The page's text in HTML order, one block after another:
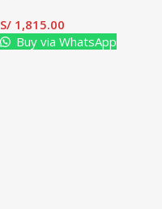
S/ 1,815.00
Buy via WhatsApp